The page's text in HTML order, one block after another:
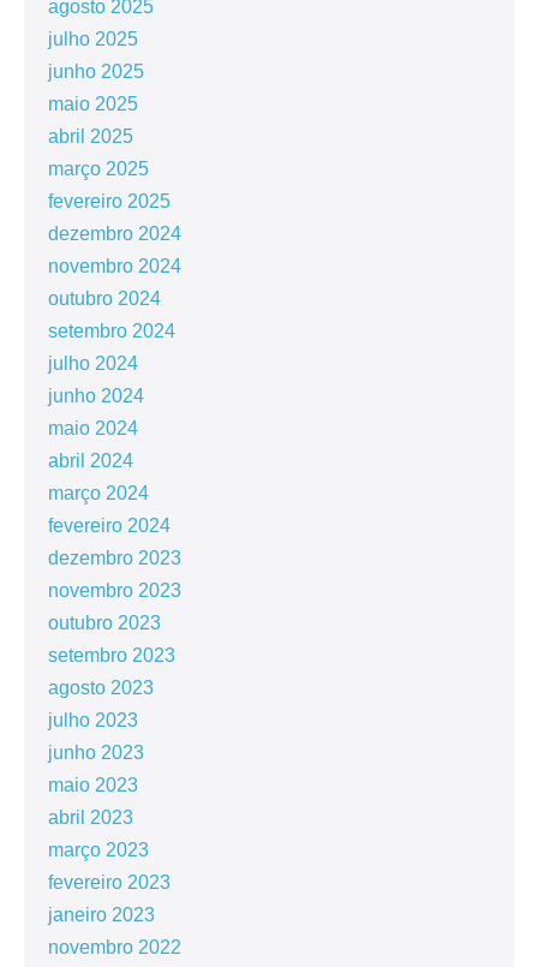
agosto 2025
julho 2025
junho 2025
maio 2025
abril 2025
março 2025
fevereiro 2025
dezembro 2024
novembro 2024
outubro 2024
setembro 2024
julho 2024
junho 2024
maio 2024
abril 2024
março 2024
fevereiro 2024
dezembro 2023
novembro 2023
outubro 2023
setembro 2023
agosto 2023
julho 2023
junho 2023
maio 2023
abril 2023
março 2023
fevereiro 2023
janeiro 2023
novembro 2022